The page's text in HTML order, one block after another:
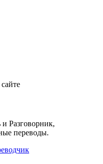
Разговорник,
переводы.